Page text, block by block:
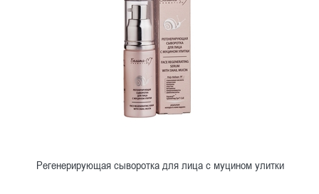
Регенерирующая сыворотка для лица с муцином улитки